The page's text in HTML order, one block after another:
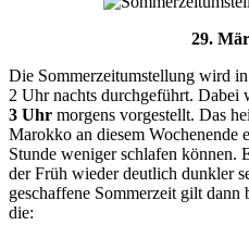
29.
Die Sommerzeitumstellung wird in
2 Uhr nachts durchgeführt. Dabei
3 Uhr morgens vorgestellt. Das
Marokko an diesem Wochenende
Stunde weniger schlafen können.
der Früh wieder deutlich dunkler
geschaffene Sommerzeit gilt
die: